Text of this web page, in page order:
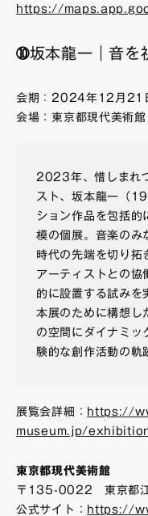
https://
➉坂本龍一｜音を
会期：2024年12月21
会場：東京都現代美術館
2023年、惜しまれ
スト、坂本龍一（
ション作品を包括的
模の個展。音楽のみ
時代の先端を切り
アーティストとの協
的に設置する試みを
本展のために構想し
の空間にダイナミッ
験的な創作活動の軌
展覧会詳細： https://
museum.jp/
東京都現代美術館
〒135-0022 東京都江
公式サイト： https://